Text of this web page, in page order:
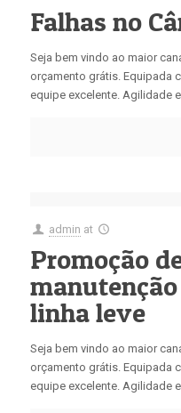
Falhas no
Seja bem vindo ao maior
orçamento grátis. Equipada
equipe excelente. Agilidade
admin at
Promoção
linha leve
Seja bem vindo ao maior
orçamento grátis. Equipada
equipe excelente. Agilidade